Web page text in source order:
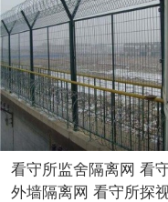
看守所监舍隔离网 看
外墙隔离网 看守所探